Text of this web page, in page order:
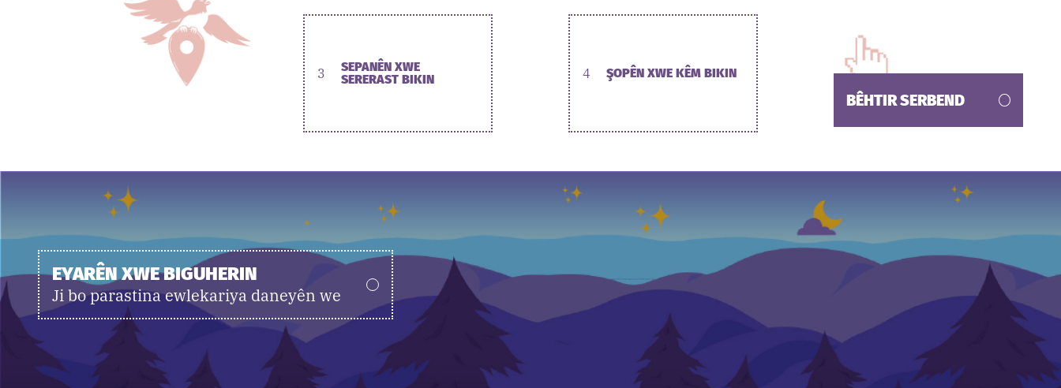
3
SEPANÊN XWE
SERERAST BIKIN
4 ŞOPÊN XWE KÊM BIKIN
BÊHTIR SERBEND
EYARÊN XWE BIGUHERIN
Ji bo parastina ewlekariya daneyên we